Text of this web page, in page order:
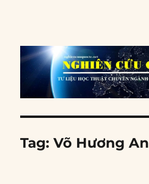
Tag:Võ Hương An